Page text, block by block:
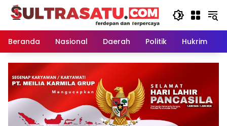
Langsung
Beranda
Nasional Daerah Politik Hukrim